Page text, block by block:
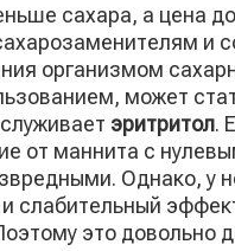
сахара, а цена
и
организмом
может
эритритол.
от маннита с
Однако, у
и слабительный
это довольно